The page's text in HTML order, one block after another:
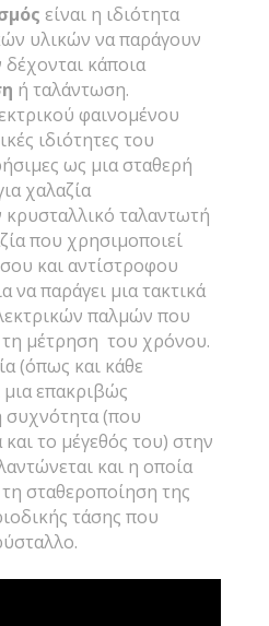
είναι η ιδιότητα
υλικών να παράγουν
κάποια
ή ταλάντωση.
φαινομένου
ιδιότητες του
ως μια σταθερή
χαλαζία
ταλαντωτή
που χρησιμοποιεί
και αντίστροφου
να παράγει μια τακτικά
παλμών που
τη μέτρηση του χρόνου.
(όπως και κάθε
μια επακριβώς
συχνότητα (που
το μέγεθός του) στην
και η οποία
τη σταθεροποίηση της
τάσης που